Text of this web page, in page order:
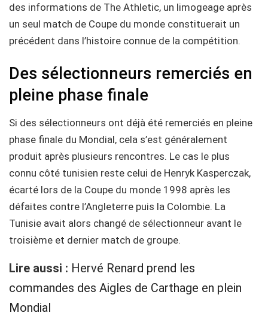
des informations de The Athletic, un limogeage après
un seul match de Coupe du monde constituerait un
précédent dans l’histoire connue de la compétition.
Des sélectionneurs remerciés en
pleine phase finale
Si des sélectionneurs ont déjà été remerciés en pleine
phase finale du Mondial, cela s’est généralement
produit après plusieurs rencontres. Le cas le plus
connu côté tunisien reste celui de Henryk Kasperczak,
écarté lors de la Coupe du monde 1998 après les
défaites contre l’Angleterre puis la Colombie. La
Tunisie avait alors changé de sélectionneur avant le
troisième et dernier match de groupe.
Lire aussi : Hervé Renard prend les
commandes des Aigles de Carthage en plein
Mondial